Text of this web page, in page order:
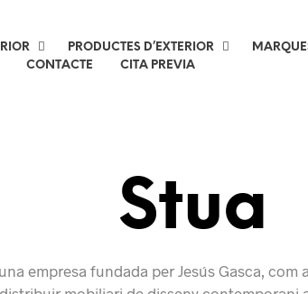
PRODUCTES D’EXTERIOR
CONTACTE CITA PREVIA
Stua
una empresa fundada per Jesús Gasca, com